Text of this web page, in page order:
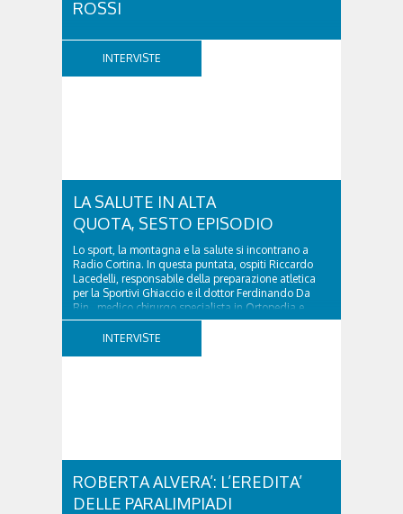
ROSSI
ha lasciato un segno profondo nel mondo della
montagna e della cultura. Scrittore, alpinista,
INTERVISTE
LA SALUTE IN ALTA
QUOTA, SESTO EPISODIO
Lo sport, la montagna e la salute si incontrano a
Radio Cortina. In questa puntata, ospiti Riccardo
Lacedelli, responsabile della preparazione atletica
per la Sportivi Ghiaccio e il dottor Ferdinando Da
Rin, medico chirurgo specialista in Ortopedia e
Traumatologia di Ospedale Cortina. GVM...
INTERVISTE
ROBERTA ALVERA’: L’EREDITA’
DELLE PARALIMPIADI